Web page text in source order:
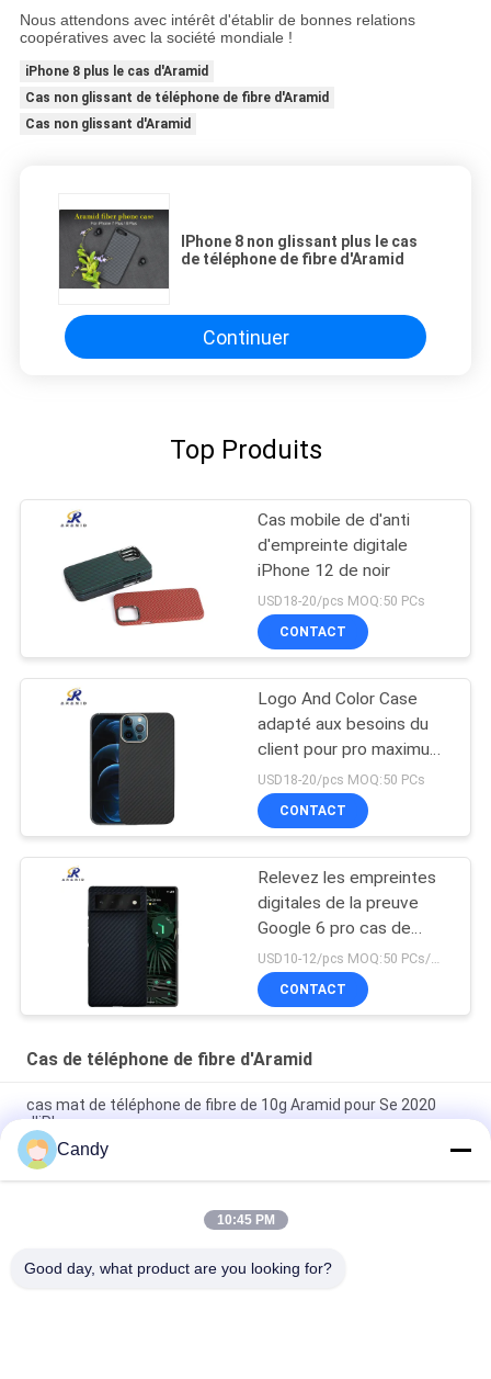
Nous attendons avec intérêt d'établir de bonnes relations
coopératives avec la société mondiale !
iPhone 8 plus le cas d'Aramid
Cas non glissant de téléphone de fibre d'Aramid
Cas non glissant d'Aramid
IPhone 8 non glissant plus le cas
de téléphone de fibre d'Aramid
Continuer
Top Produits
Cas mobile de d'anti
d'empreinte digitale
iPhone 12 de noir
USD18-20/pcs MOQ:50 PCs
CONTACT
Logo And Color Case
adapté aux besoins du
client pour pro maximum
d'iPhone 12
USD18-20/pcs MOQ:50 PCs
CONTACT
Relevez les empreintes
digitales de la preuve
Google 6 pro cas de
téléphone d'Aramid
CONTACT
Cas de téléphone de fibre d'Aramid
cas mat de téléphone de fibre de 10g Aramid pour Se 2020
d'iPhone
cas militaire mince de papier de téléphone d'Aramid de
catégorie de Se d'iPhone
caisse brillante rouge de téléphone de fibre d'Aramid de
Candy
10:45 PM
Good day, what product are you looking for?